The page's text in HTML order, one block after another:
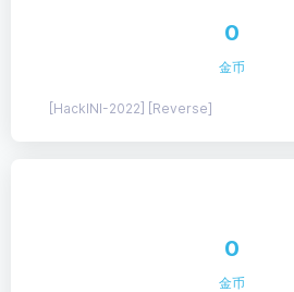
0
金币
[HackINI-2022] [Reverse]
0
金币